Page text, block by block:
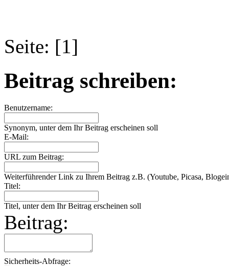
Seite: [1]
Beitrag schreiben:
Benutzername:
Synonym, unter dem Ihr Beitrag erscheinen soll
E-Mail:
URL zum Beitrag:
Weiterführender Link zu Ihrem Beitrag z.B. (Youtube, Picasa,
Titel:
Titel, unter dem Ihr Beitrag erscheinen soll
Beitrag:
Sicherheits-Abfrage: